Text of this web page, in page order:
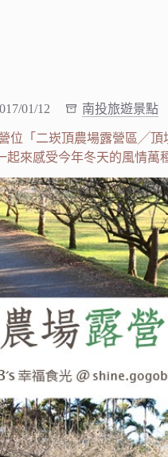
01/12 南投旅遊景點
位「二崁頂農場露營區╱頂
起來感受今年冬天的風情萬